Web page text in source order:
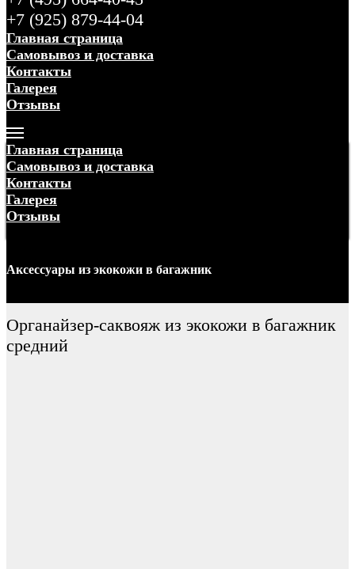
+7 (925) 879-44-04
Главная страница
Самовывоз и доставка
Контакты
Галерея
Отзывы
Главная страница
Самовывоз и доставка
Контакты
Галерея
Отзывы
Аксессуары из экокожи в багажник
Органайзер-саквояж из экокожи в багажник
средний